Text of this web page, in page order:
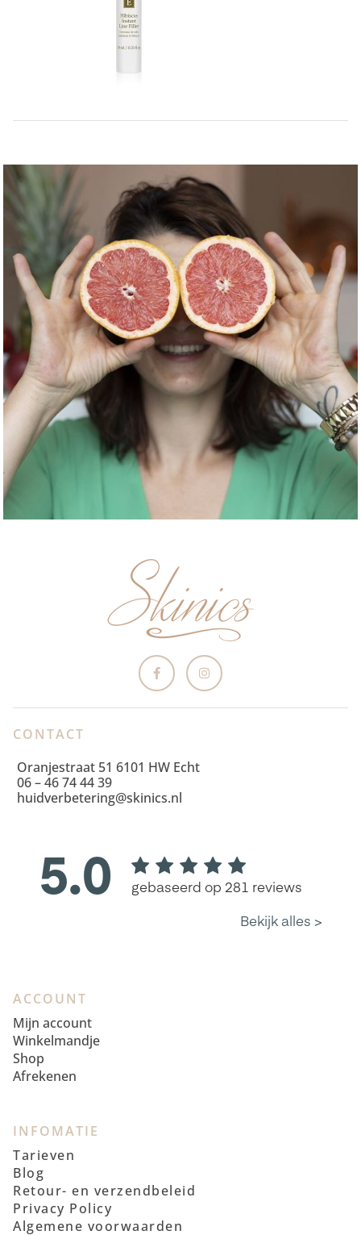
CONTACT
Oranjestraat 51 6101 HW Echt
06 – 46 74 44 39
huidverbetering@skinics.nl
ACCOUNT
Mijn account
Winkelmandje
Shop
Afrekenen
INFOMATIE
Tarieven
Blog
Retour- en verzendbeleid
Privacy Policy
Algemene voorwaarden